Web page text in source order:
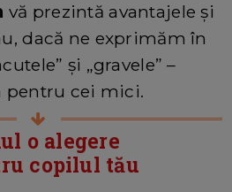
vă prezintă avantajele și
dacă ne exprimăm în
și „gravele” –
pentru cei mici.
o alegere
copilul tău